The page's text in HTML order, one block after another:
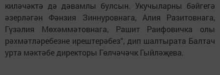
киләчәктә дә дәвамлы булсын. Укучыларны бәйгегә
әзерләгән Фәнзия Зиннуровнага, Алия Разитовнага,
Гүзәлия Мөхәммәтовнага, Рашит Раифовичка олы
рәхмәтләребезне ирештерәбез”, дип шалтырата Балтач
урта мәктәбе директоры Гөлчәчәчк Гыйләҗева.